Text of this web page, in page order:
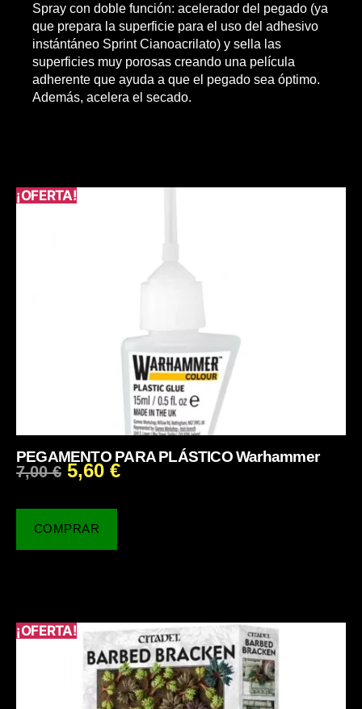
¡OFERTA!
PEGAMENTO PARA PLÁSTICO Warhammer
7,00€ 5,60 €
COMPRAR
¡OFERTA!
Spray con doble función: acelerador del pegado (ya
que prepara la superficie para el uso del adhesivo
instántáneo Sprint Cianoacrilato) y sella las
superficies muy porosas creando una película
adherente que ayuda a que el pegado sea óptimo.
Además, acelera el secado.